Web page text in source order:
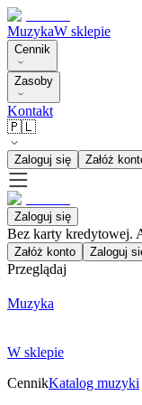
MuzykaW sklepie
Cennik
Zasoby
Kontakt
🇵🇱
Zaloguj się Załóż
Zaloguj się
Bez karty kredytowej.
Załóż konto Zaloguj
Przeglądaj
Muzyka
W sklepie
CennikKatalog muzyki